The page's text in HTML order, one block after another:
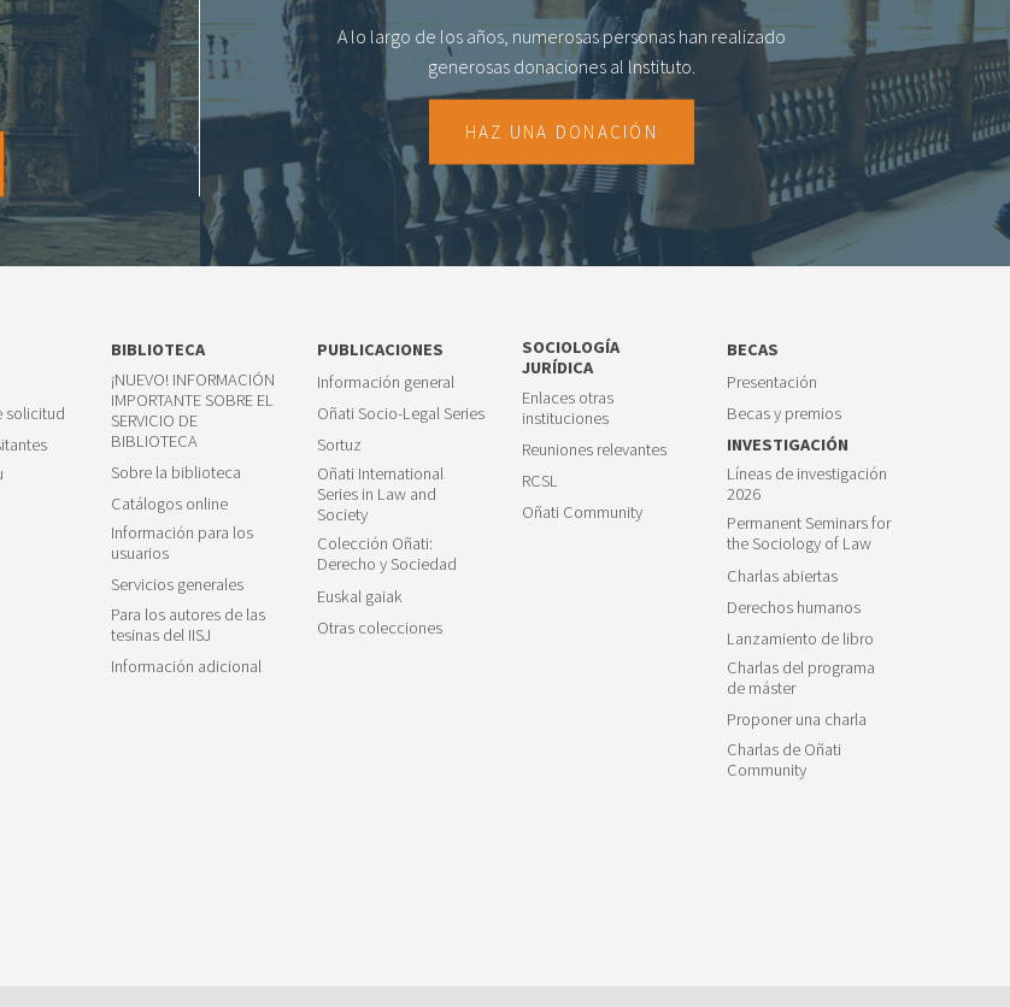
A lo largo de los años, numerosas personas han realizado
generosas donaciones al lnstituto.
HAZ UNA DONACIÓN
solicitud
BIBLIOTECA
¡NUEVO! INFORMACIÓN
IMPORTANTE SOBRE EL
SERVICIO DE
BIBLIOTECA
Sobre la biblioteca
Catálogos online
Información para los
usuarios
Servicios generales
Para los autores de las
tesinas del IISJ
Información adicional
PUBLICACIONES
Información general
Oñati Socio-Legal Series
Sortuz
Oñati International
Series in Law and
Society
Colección Oñati:
Derecho y Sociedad
Euskal gaiak
Otras colecciones
SOCIOLOGÍA
JURÍDICA
Enlaces otras
instituciones
Reuniones relevantes
RCSL
Oñati Community
BECAS
Presentación
Becas y premios
INVESTIGACIÓN
Líneas de investigación
2026
Permanent Seminars for
the Sociology of Law
Charlas abiertas
Derechos humanos
Lanzamiento de libro
Charlas del programa
de máster
Proponer una charla
Charlas de Oñati
Community